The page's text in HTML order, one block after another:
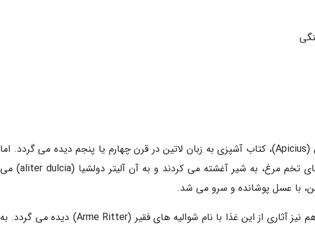
اولین اشاره به فرنچ تست در کتاب آبپیکوس (Apicius)، کتاب آشپزی به زبان لاتین در قرن چهارم یا پنجم دیده می گردد. اما
در طرز تهیه آن، تکه های نان سفید را به جای تخم مرغ، به شیر آغشته می کردند و به آن آلیتر دولشیا (aliter dulcia) می
با عسل پوشانده و سرو می شد.
در یک طرز تهیه آلمانی مرتبط به قرن چهاردهم نیز آثاری از این غذا با نام شوالیه های فقیر (Arme Ritter) دیده می گردد. به